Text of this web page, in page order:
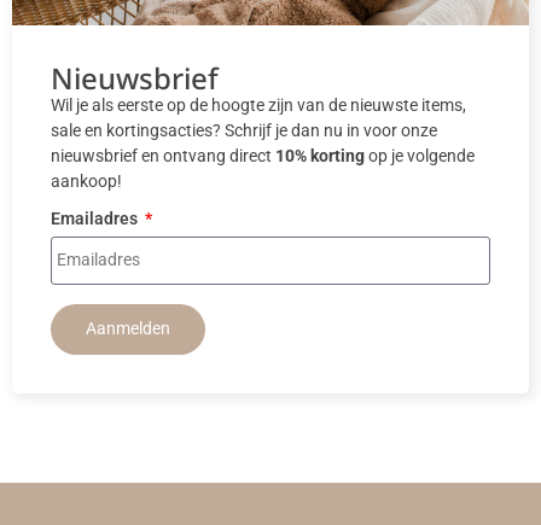
Nieuwsbrief
Wil je als eerste op de hoogte zijn van de nieuwste items,
sale en kortingsacties? Schrijf je dan nu in voor onze
nieuwsbrief en ontvang direct 10% kortingop je volgende
aankoop!
Emailadres
Aanmelden